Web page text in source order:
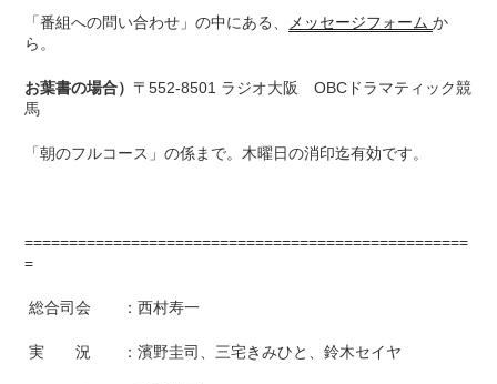
「番組への問い合わせ」の中にある、 メッセージフォームか
ら。
お葉書の場合） 〒552-8501 ラジオ大阪 OBCドラマティック競
馬
「朝のフルコース」の係まで。木曜日の消印迄有効です。
==================================================
=
総合司会 ：西村寿一
実 況 ：濱野圭司、三宅きみひと、鈴木セイヤ